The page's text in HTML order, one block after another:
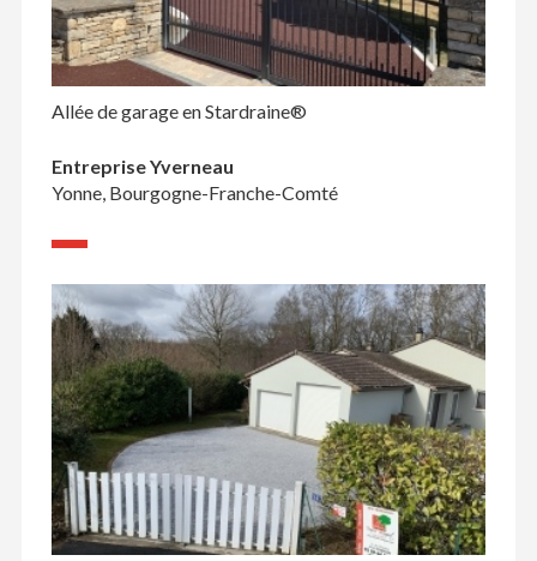
Allée de garage en Stardraine®
Entreprise Yverneau
Yonne, Bourgogne-Franche-Comté